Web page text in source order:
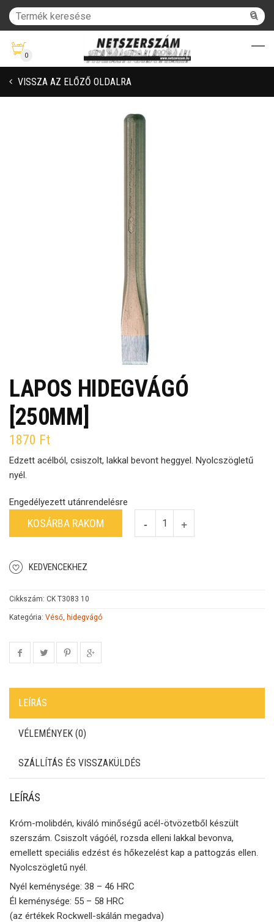
0
VISSZA AZ ELŐZŐ OLDALRA
LAPOS HIDEGVÁGÓ
[250MM]
1870 Ft
Edzett acélból, csiszolt, lakkal bevont heggyel. Nyolcszögletű
nyél.
Engedélyezett utánrendelésre
KOSÁRBA RAKOM
KEDVENCEKHEZ
Cikkszám: CK T3083 10
Kategória: Véső, hidegvágó
LEÍRÁS
VÉLEMÉNYEK (0)
SZÁLLÍTÁS ÉS VISSZAKÜLDÉS
LEÍRÁS
Króm-molibdén, kiváló minőségű acél-ötvözetből készült
szerszám. Csiszolt vágóél, rozsda elleni lakkal bevonva,
emellett speciális edzést és hőkezelést kap a pattogzás ellen.
Nyolcszögletű nyél.
Nyél keménysége: 38 – 46 HRC
Él keménysége: 55 – 58 HRC
(az értékek Rockwell-skálán megadva)